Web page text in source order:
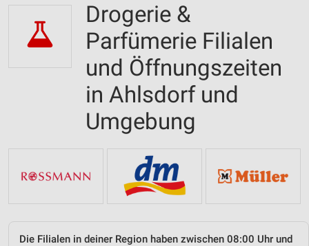
Drogerie &
Parfümerie Filialen
und Öffnungszeiten
in Ahlsdorf und
Umgebung
Die Filialen in deiner Region haben zwischen 08:00 Uhr und